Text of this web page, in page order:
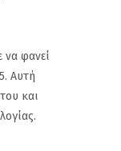
να φανεί
Αυτή
και